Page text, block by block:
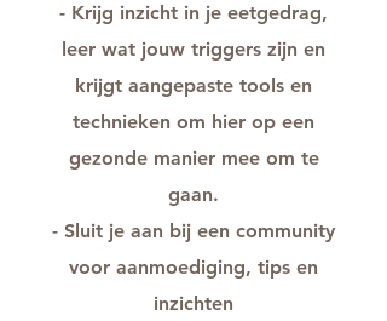
- Krijg inzicht in je eetgedrag,
leer wat jouw triggers zijn en
krijgt aangepaste tools en
technieken om hier op een
gezonde manier mee om te
gaan.
- Sluit je aan bij een community
voor aanmoediging, tips en
inzichten